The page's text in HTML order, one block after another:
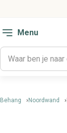
Menu
Behang Noordwand